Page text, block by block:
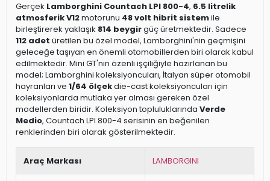
Gerçek Lamborghini Countach LPI 800-4, 6.5 litrelik
atmosferik V12motorunu 48 volt hibrit sistemile
birleştirerek yaklaşık 814 beygirgüç üretmektedir. Sadece
112 adet üretilen bu özel model, Lamborghini'nin geçmişini
geleceğe taşıyan en önemli otomobillerden biri olarak kabul
edilmektedir. Mini GT'nin özenli işçiliğiyle hazırlanan bu
model; Lamborghini koleksiyoncuları, İtalyan süper otomobil
hayranları ve 1/64 ölçekdie-cast koleksiyoncuları için
koleksiyonlarda mutlaka yer alması gereken özel
modellerden biridir. Koleksiyon topluluklarında Verde
Medio, Countach LPI 800-4 serisinin en beğenilen
renklerinden biri olarak gösterilmektedir.
Araç Markası LAMBORGINI